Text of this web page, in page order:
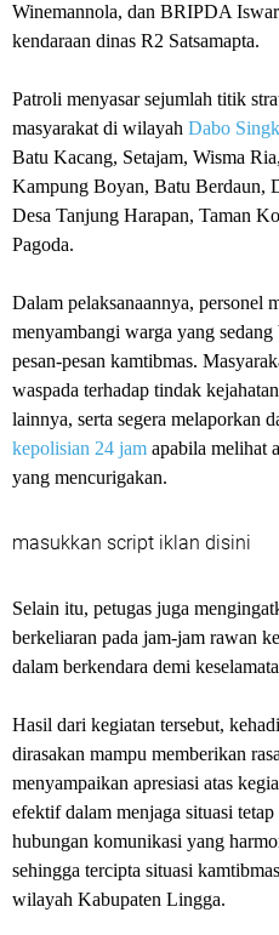
Winemannola, dan BRIPDA
kendaraan dinas R2 Satsamapta.
Patroli menyasar sejumlah titik
masyarakat di wilayah Dabo
Batu Kacang, Setajam, Wisma
Kampung Boyan, Batu Berdaun,
Desa Tanjung Harapan, Taman
Pagoda.
Dalam pelaksanaannya, personel
menyambangi warga yang
pesan-pesan kamtibmas.
waspada terhadap tindak
lainnya, serta segera melaporkan
kepolisian 24 jam apabila melihat
yang mencurigakan.
masukkan script iklan disini
Selain itu, petugas juga
berkeliaran pada jam-jam rawan
dalam berkendara demi
Hasil dari kegiatan tersebut,
dirasakan mampu memberikan
menyampaikan apresiasi atas
efektif dalam menjaga situasi
hubungan komunikasi yang
sehingga tercipta situasi
wilayah Kabupaten Lingga.